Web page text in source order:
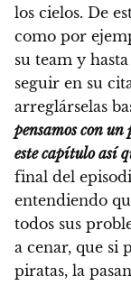
los cielos. De
como por
su team y
seguir en su
arreglárselas
pensamos con
este capítulo así
final del
entendiendo
todos sus
a cenar, que si
piratas, la